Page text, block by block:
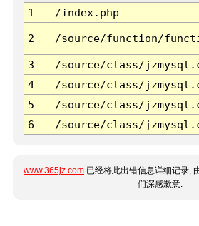
1
/index.php
2 /source/function/
3 /source/class/
4
/source/class/
5
/source/class/
6
/source/class/
www.365jz.com 已经将此出错信息详细记录,
们深感歉意.